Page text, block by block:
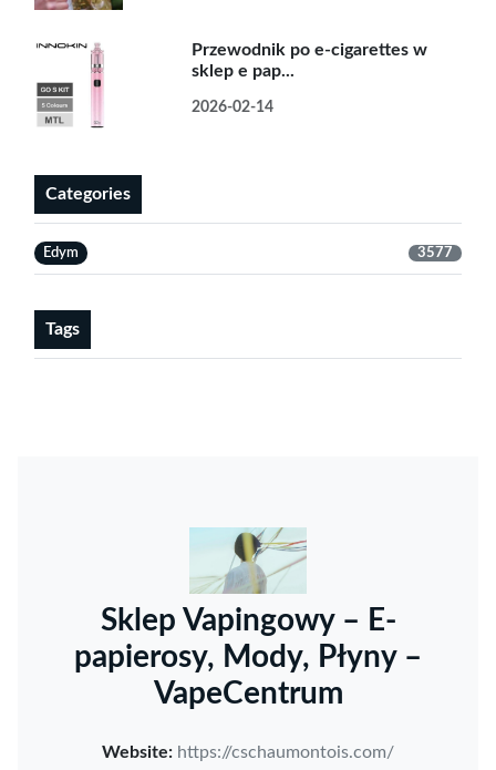
Przewodnik po e-cigarettes w
sklep e pap...
2026-02-14
Categories
Edym 3577
Tags
Sklep Vapingowy – E-
papierosy, Mody, Płyny –
VapeCentrum
Website: https://cschaumontois.com/